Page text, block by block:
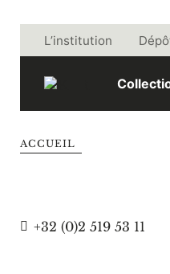
L’institution
ACCUEIL
Téléphone
+32 (0)2 519 53 11